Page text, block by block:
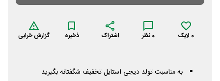
0 لایک 0 نظر اشتراک ذخیره گزارش خرابی
به مناسبت تولد دیجی استایل تخفیف شگفتانه بگیرید